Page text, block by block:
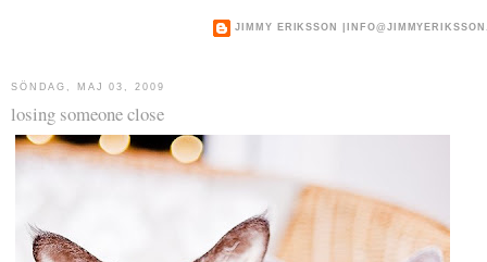
JIMMY ERIKSSON |
SÖNDAG, MAJ 03, 2009
losing someone close